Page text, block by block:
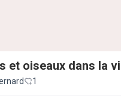
et oiseaux dans la
1